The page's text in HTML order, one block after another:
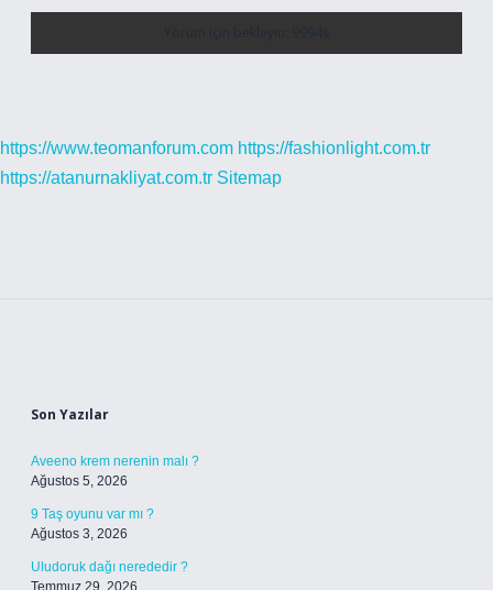
https://www.teomanforum.com https://fashionlight.com.tr
https://atanurnakliyat.com.tr Sitemap
Son Yazılar
Aveeno krem nerenin malı ?
Ağustos 5, 2026
9 Taş oyunu var mı ?
Ağustos 3, 2026
Uludoruk dağı nerededir ?
Temmuz 29, 2026